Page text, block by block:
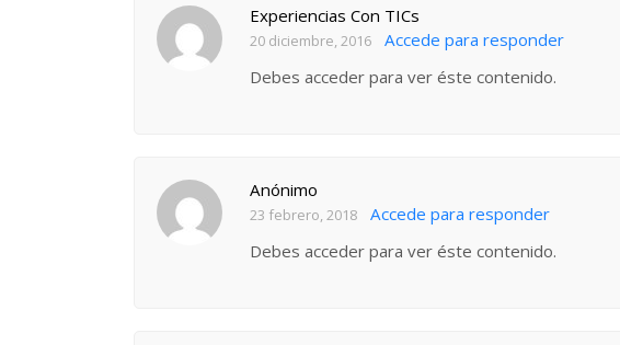
Experiencias Con TICs
20 diciembre, 2016
Accede para responder
Debes acceder para ver éste contenido.
Anónimo
23 febrero, 2018
Accede para responder
Debes acceder para ver éste contenido.